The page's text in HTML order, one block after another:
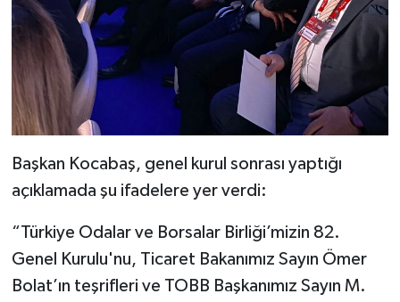
Başkan Kocabaş, genel kurul sonrası yaptığı
açıklamada şu ifadelere yer verdi:
“Türkiye Odalar ve Borsalar Birliği’mizin 82.
Genel Kurulu'nu, Ticaret Bakanımız Sayın Ömer
Bolat’ın teşrifleri ve TOBB Başkanımız Sayın M.